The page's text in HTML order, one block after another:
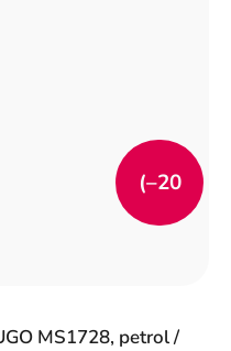
MS1728, petrol /
(–20